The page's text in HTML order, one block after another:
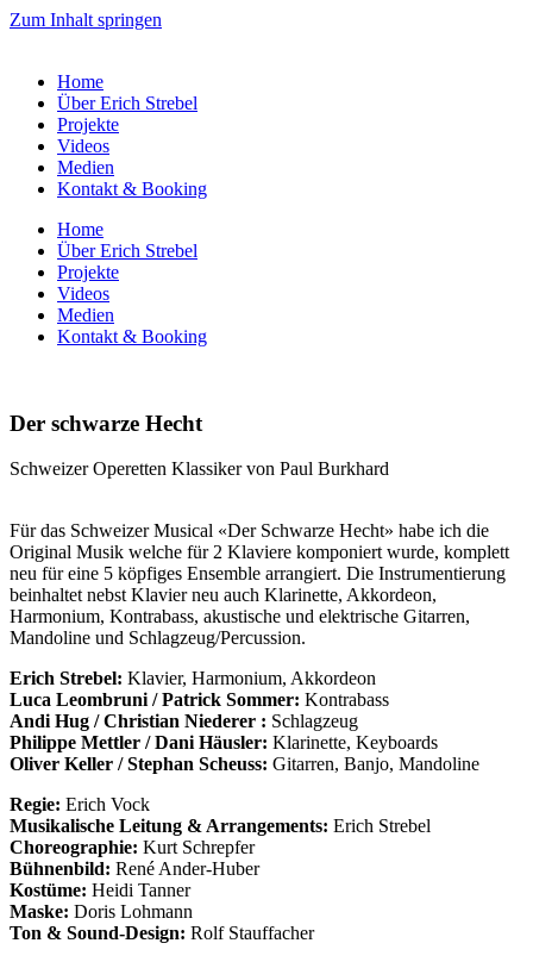
Zum Inhalt springen
Home
Über Erich Strebel
Projekte
Videos
Medien
Kontakt & Booking
Home
Über Erich Strebel
Projekte
Videos
Medien
Kontakt & Booking
Der schwarze Hecht
Schweizer Operetten Klassiker von Paul Burkhard
Für das Schweizer Musical «Der Schwarze Hecht» habe ich die
Original Musik welche für 2 Klaviere komponiert wurde, komplett
neu für eine 5 köpfiges Ensemble arrangiert. Die Instrumentierung
beinhaltet nebst Klavier neu auch Klarinette, Akkordeon,
Harmonium, Kontrabass, akustische und elektrische Gitarren,
Mandoline und Schlagzeug/Percussion.
Erich Strebel: Klavier, Harmonium, Akkordeon
Luca Leombruni / Patrick Sommer: Kontrabass
Andi Hug / Christian Niederer : Schlagzeug
Philippe Mettler / Dani Häusler: Klarinette, Keyboards
Oliver Keller / Stephan Scheuss: Gitarren, Banjo, Mandoline
Regie: Erich Vock
Musikalische Leitung & Arrangements: Erich Strebel
Choreographie: Kurt Schrepfer
Bühnenbild: René Ander-Huber
Kostüme: Heidi Tanner
Maske: Doris Lohmann
Ton & Sound-Design: Rolf Stauffacher